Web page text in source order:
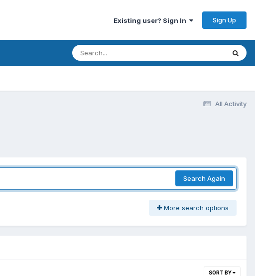
Existing user? Sign In Sign Up
All Activity
Search Again
More search options
SORT BY